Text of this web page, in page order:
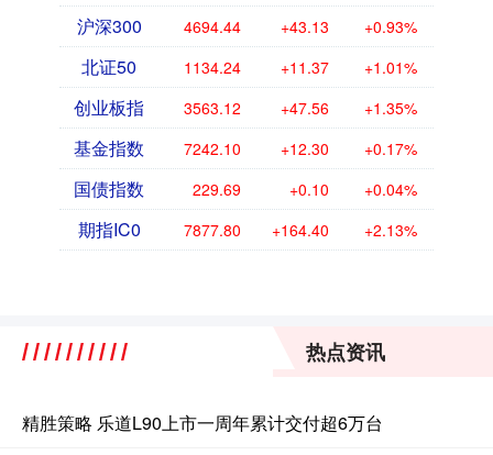
沪深300 4694.44 +43.13 +0.93%
北证50 1134.24 +11.37 +1.01%
创业板指 3563.12 +47.56 +1.35%
基金指数 7242.10 +12.30 +0.17%
国债指数 229.69 +0.10 +0.04%
期指IC0 7877.80 +164.40 +2.13%
热点资讯
精胜策略 乐道L90上市一周年累计交付超6万台